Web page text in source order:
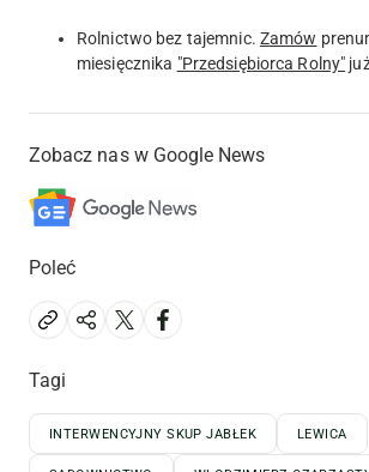
Rolnictwo bez tajemnic. Zamów
miesięcznika "Przedsiębiorca Rolny"
Zobacz nas w Google News
Poleć
Tagi
INTERWENCYJNY SKUP JABŁEK LEWICA